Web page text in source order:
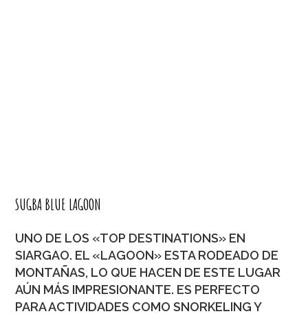
SUGBA BLUE LAGOON
UNO DE LOS «TOP DESTINATIONS» EN
SIARGAO. EL «LAGOON» ESTA RODEADO DE
MONTAÑAS, LO QUE HACEN DE ESTE LUGAR
AÚN MÁS IMPRESIONANTE. ES PERFECTO
PARA ACTIVIDADES COMO SNORKELING Y